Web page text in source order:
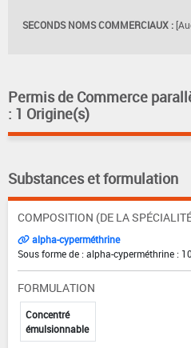
SECONDS NOMS COMMERCIAUX :
Permis de Commerce
: 1 Origine(s)
Substances et formulation
COMPOSITION (DE LA
alpha-cyperméthrine
Sous forme de : alpha-cyperméthrine :
FORMULATION
Concentré
émulsionnable